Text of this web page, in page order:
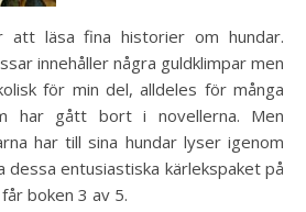
att läsa fina historier om hundar.
innehåller några guldklimpar men
för min del, alldeles för många
har gått bort i novellerna. Men
har till sina hundar lyser igenom
dessa entusiastiska kärlekspaket på
boken 3 av 5.